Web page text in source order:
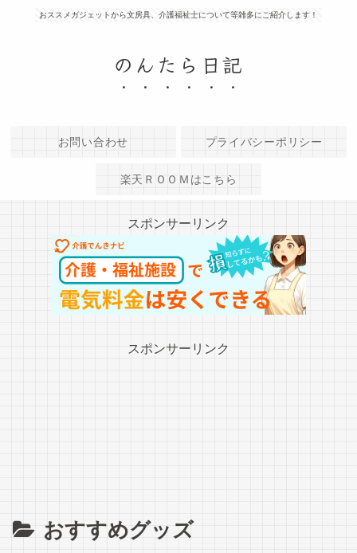
おススメガジェットから文房具、介護福祉士について等雑多にご紹介します！
のんたら日記
お問い合わせ プライバシーポリシー
楽天ＲＯＯＭはこちら
スポンサーリンク
スポンサーリンク
おすすめグッズ